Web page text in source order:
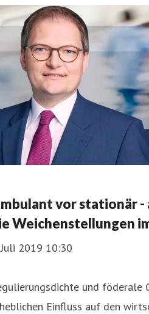
vor stationär -
Weichenstellungen
2019 10:30
und föderale
Einfluss auf den